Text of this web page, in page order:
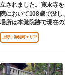
立されました。寛永寺
院において108歳で没
場所は本覚院跡で現在
上野・御徒町エリア